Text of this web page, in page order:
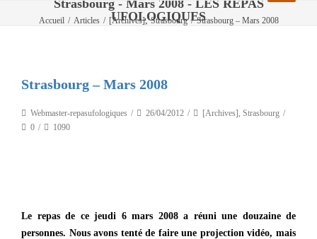
Strasbourg - Mars 2008 - LES REPAS
UFOLOGIQUES
Accueil / Articles / [Archives],Strasbourg / Strasbourg – Mars 2008
Strasbourg – Mars 2008
Webmaster-repasufologiques 26/04/2012 [Archives], Strasbourg
0
1090
Le repas de ce jeudi 6 mars 2008 a réuni une douzaine de
personnes. Nous avons tenté de faire une projection vidéo, mais